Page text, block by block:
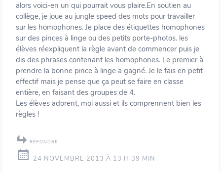
alors voici-en un qui pourrait vous plaire.En soutien au
collège, je joue au jungle speed des mots pour travailler
sur les homophones. Je place des étiquettes homophones
sur des pinces à linge ou des petits porte-photos. les
élèves réexpliquent la règle avant de commencer puis je
dis des phrases contenant les homophones. Le premier à
prendre la bonne pince à linge a gagné. Je le fais en petit
effectif mais je pense que ça peut se faire en classe
entière, en faisant des groupes de 4.
Les élèves adorent, moi aussi et ils comprennent bien les
règles !
RÉPONDRE
24 NOVEMBRE 2013 À 13 H 39 MIN